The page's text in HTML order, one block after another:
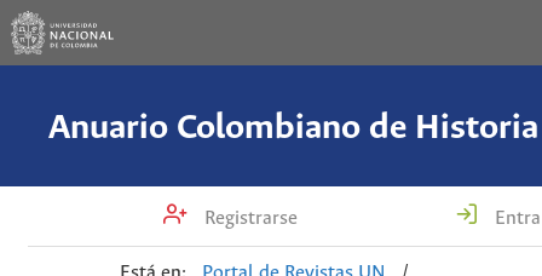
Registrarse